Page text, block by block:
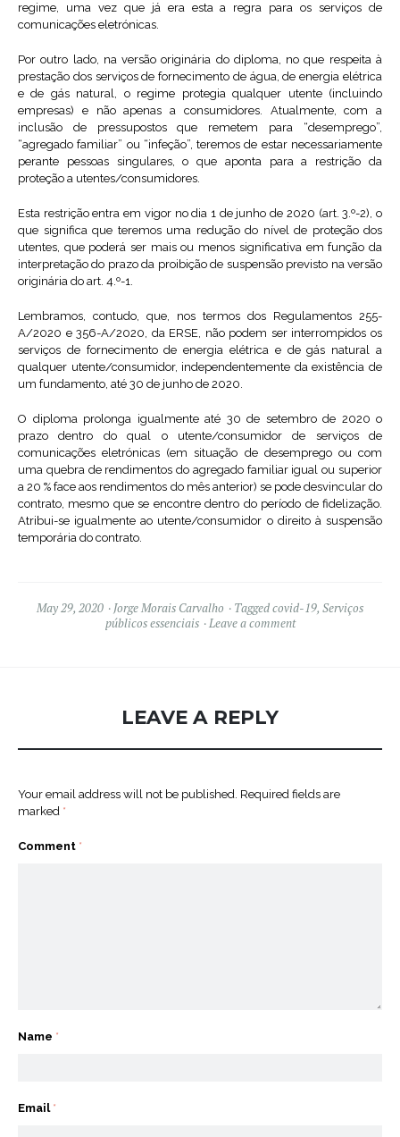
regime, uma vez que já era esta a regra para os serviços de
comunicações eletrónicas.
Por outro lado, na versão originária do diploma, no que respeita à
prestação dos serviços de fornecimento de água, de energia elétrica
e de gás natural, o regime protegia qualquer utente (incluindo
empresas) e não apenas a consumidores. Atualmente, com a
inclusão de pressupostos que remetem para “desemprego”,
“agregado familiar” ou “infeção”, teremos de estar necessariamente
perante pessoas singulares, o que aponta para a restrição da
proteção a utentes/consumidores.
Esta restrição entra em vigor no dia 1 de junho de 2020 (art. 3.º-2), o
que significa que teremos uma redução do nível de proteção dos
utentes, que poderá ser mais ou menos significativa em função da
interpretação do prazo da proibição de suspensão previsto na versão
originária do art. 4.º-1.
Lembramos, contudo, que, nos termos dos Regulamentos 255-
A/2020 e 356-A/2020, da ERSE, não podem ser interrompidos os
serviços de fornecimento de energia elétrica e de gás natural a
qualquer utente/consumidor, independentemente da existência de
um fundamento, até 30 de junho de 2020.
O diploma prolonga igualmente até 30 de setembro de 2020 o
prazo dentro do qual o utente/consumidor de serviços de
comunicações eletrónicas (em situação de desemprego ou com
uma quebra de rendimentos do agregado familiar igual ou superior
a 20 % face aos rendimentos do mês anterior) se pode desvincular do
contrato, mesmo que se encontre dentro do período de fidelização.
Atribui-se igualmente ao utente/consumidor o direito à suspensão
temporária do contrato.
May 29, 2020 Jorge Morais Carvalho Taggedcovid-19, Serviços
públicos essenciais
Leave a comment
LEAVE A REPLY
Your email address will not be published. Required fields are
marked *
Comment *
Name *
Email *